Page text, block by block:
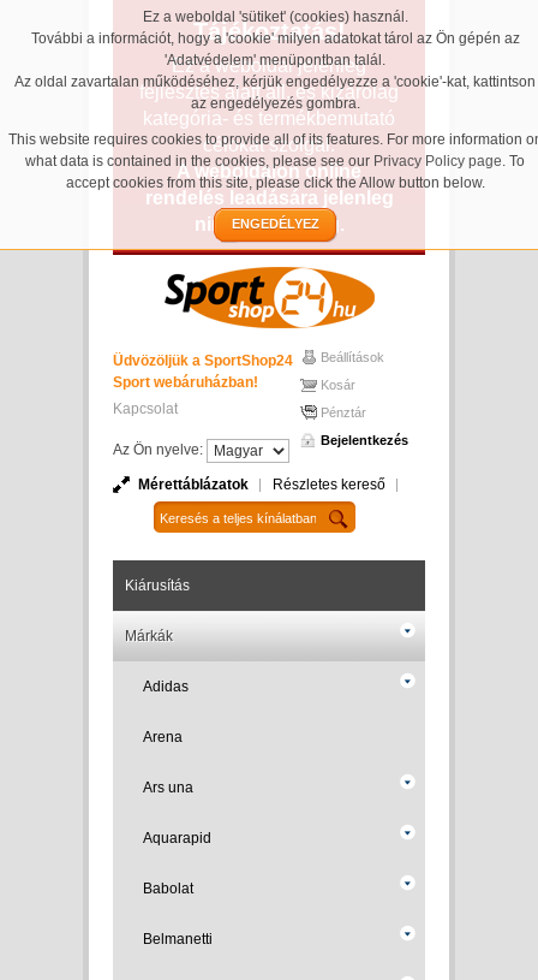
Ez a weboldal 'sütiket' (cookies) használ.
További a információt, hogy a 'cookie' milyen adatokat tárol az Ön gépén az
'Adatvédelem' menüpontban talál.
Az oldal zavartalan működéséhez, kérjük engedélyezze a 'cookie'-kat, kattintson
az engedélyezés gombra.
This website requires cookies to provide all of its features. For more information
what data is contained in the cookies, please see our Privacy Policy page. To
accept cookies from this site, please click the Allow button below.
ENGEDÉLYEZ
Tájékoztatás!
Ez a weboldal jelenleg
fejlesztés alatt áll, és kizárólag
kategória- és termékbemutató
célokat szolgál.
A weboldalon online
rendelés leadására jelenleg
nincs lehetőség.
Üdvözöljük a SportShop24
Sport webáruházban!
Kapcsolat
Az Ön nyelve:
Beállítások
Kosár
Pénztár
Bejelentkezés
Mérettáblázatok Részletes kereső
Kiárusítás
Márkák
Adidas
Arena
Ars una
Aquarapid
Babolat
Belmanetti